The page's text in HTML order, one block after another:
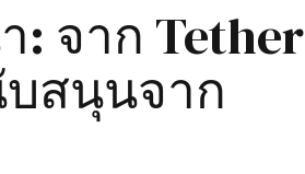
: จาก Tether
บสนุนจาก